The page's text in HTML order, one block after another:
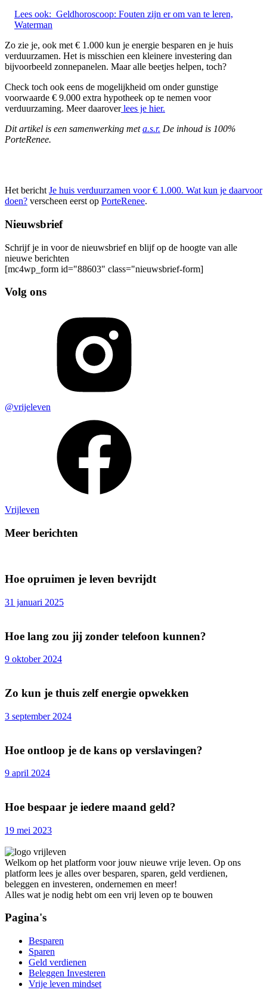
Lees ook: Geldhoroscoop: Fouten zijn er om van te leren,
Waterman
Zo zie je, ook met € 1.000 kun je energie besparen en je huis
verduurzamen. Het is misschien een kleinere investering dan
bijvoorbeeld zonnepanelen. Maar alle beetjes helpen, toch?
Check toch ook eens de mogelijkheid om onder gunstige
voorwaarde € 9.000 extra hypotheek op te nemen voor
verduurzaming. Meer daaroverlees je hier.
Dit artikel is een samenwerking meta.s.r. De inhoud is 100%
PorteRenee.
Het bericht Je huis verduurzamen voor € 1.000. Wat kun je daarvoor
doen? verscheen eerst op PorteRenee.
Nieuwsbrief
Schrijf je in voor de nieuwsbrief en blijf op de hoogte van alle
nieuwe berichten
[mc4wp_form id="88603" class="nieuwsbrief-form]
Volg ons
@vrijeleven
Vrijleven
Meer berichten
Hoe opruimen je leven bevrijdt
31 januari 2025
Hoe lang zou jij zonder telefoon kunnen?
9 oktober 2024
Zo kun je thuis zelf energie opwekken
3 september 2024
Hoe ontloop je de kans op verslavingen?
9 april 2024
Hoe bespaar je iedere maand geld?
19 mei 2023
Welkom op het platform voor jouw nieuwe vrije leven. Op ons
platform lees je alles over besparen, sparen, geld verdienen,
beleggen en investeren, ondernemen en meer!
Alles wat je nodig hebt om een vrij leven op te bouwen
Pagina's
Besparen
Sparen
Geld verdienen
Beleggen Investeren
Vrije leven mindset